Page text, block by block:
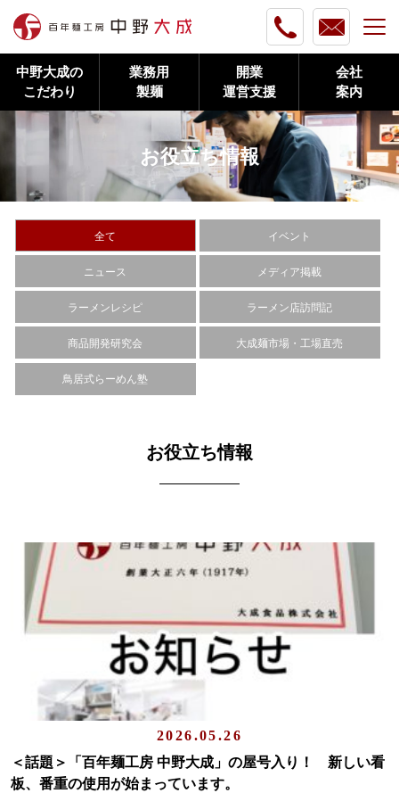
中野大成の
こだわり
業務用
製麺
開業
運営支援
会社
案内
お役立ち情報
全て イベント
ニュース メディア掲載
ラーメンレシピ ラーメン店訪問記
商品開発研究会 大成麺市場・工場直売
鳥居式らーめん塾
お役立ち情報
2026.05.26
＜話題＞「百年麺工房 中野大成」の屋号入り！ 新しい看
板、番重の使用が始まっています。